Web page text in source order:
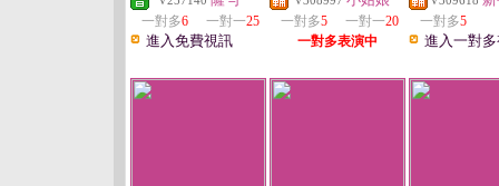
一對多6 一對一25
進入免費視訊
一對多5 一對一20
一對多表演中
一對多5
進入一對